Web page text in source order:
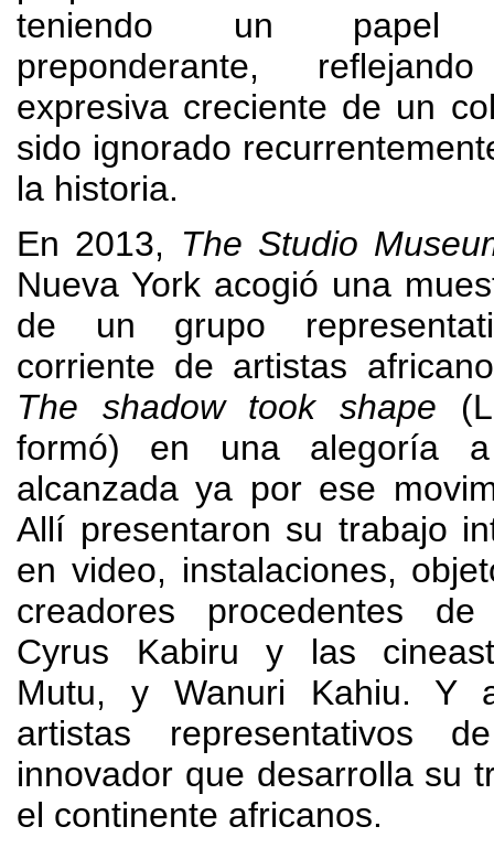
teniendo un papel
preponderante,
expresiva creciente de un
sido ignorado
la historia.
En 2013, The Studio
Nueva York acogió una
de un grupo
corriente de artistas
The shadow took shape (
formó) en una alegoría
alcanzada ya por ese
Allí presentaron su trabajo
en video, instalaciones,
creadores procedentes
Cyrus Kabiru y las
Mutu, y Wanuri Kahiu. Y
artistas representativos
innovador que desarrolla su
el continente africanos.